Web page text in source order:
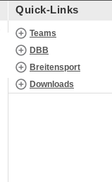
Quick-Links
Teams
DBB
Breitensport
Downloads